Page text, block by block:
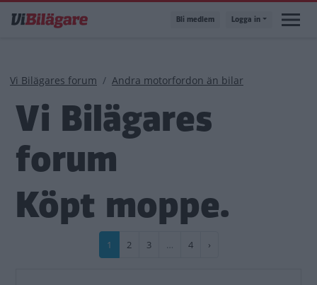
till
Bli medlem Logga in
Länkstig
Vi Bilägares forum Andra motorfordon än bilar
Vi Bilägares
forum
Köpt moppe.
Paginering
Nuvarande
1 Sida
2 Sida
3 … Sida
4
Nästa
›